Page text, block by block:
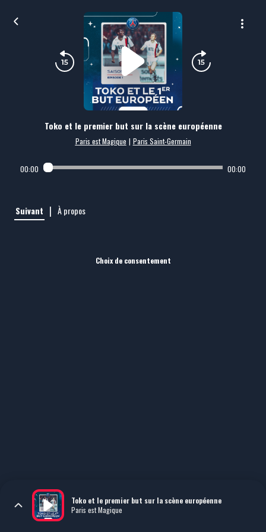
Toko et le premier but sur la scène européenne
Paris est Magique | Paris Saint-Germain
00:00 00:00
Suivant | À propos
Choix de consentement
Toko et le premier but sur la scène européenne
Paris est Magique